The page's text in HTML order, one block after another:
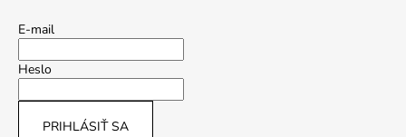
E-mail
Heslo
PRIHLÁSIŤ SA